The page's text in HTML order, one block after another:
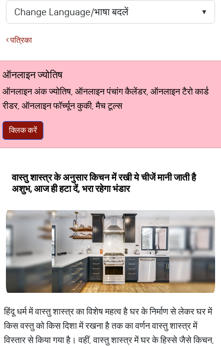
पत्रिका
ऑनलाइन ज्योतिष
ऑनलाइन अंक ज्योतिष, ऑनलाइन पंचांग कैलेंडर, ऑनलाइन टैरो कार्ड
रीडर, ऑनलाइन फॉर्च्यून कुकी, मैच टूल्स
क्लिक करें
वास्तु शास्त्र के अनुसार किचन में रखी ये चीजें मानी जाती है
अशुभ, आज ही हटा दें, भरा रहेगा भंडार
हिंदू धर्म में वास्तु शास्त्र का विशेष महत्व है घर के निर्माण से लेकर घर में
किस वस्तु को किस दिशा में रखना है तक का वर्णन वास्तु शास्त्र में
विस्तार से किया गया है। वहीं, वास्तु शास्त्र में घर के हिस्से जैसे किचन,